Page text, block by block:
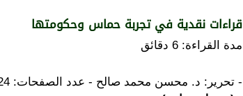
قراءات نقدية في تجربة حماس وحكومتها
مدة القراءة: 6 دقائق